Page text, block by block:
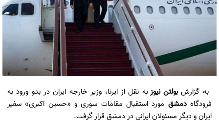
به گزارش بولتن نیوزبه نقل از ایرنا، وزیر خارجه ایران در بدو ورود به
فرودگاهدمشق مورد استقبال مقامات سوری و «حسین اکبری» سفیر
ایران و دیگر مسئولان ایرانی در دمشق قرار گرفت.